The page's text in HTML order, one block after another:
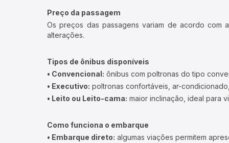
Preço da passagem
Os preços das passagens variam de acordo com
alterações.
Tipos de ônibus disponíveis
• Convencional: ônibus com poltronas do tipo
• Executivo: poltronas confortáveis, ar-
• Leito ou Leito-cama: maior inclinação, ideal para
Como funciona o embarque
• Embarque direto: algumas viações permitem